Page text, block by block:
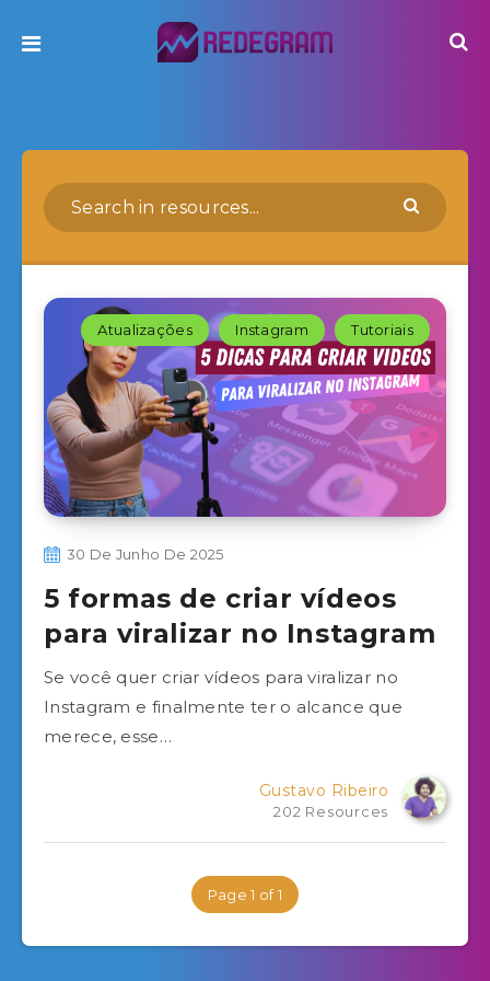
Atualizações Instagram Tutoriais
30 De Junho De 2025
5 formas de criar vídeos
para viralizar no Instagram
Se você quer criar vídeos para viralizar no
Instagram e finalmente ter o alcance que
merece, esse…
Gustavo Ribeiro
202 Resources
Page 1 of 1